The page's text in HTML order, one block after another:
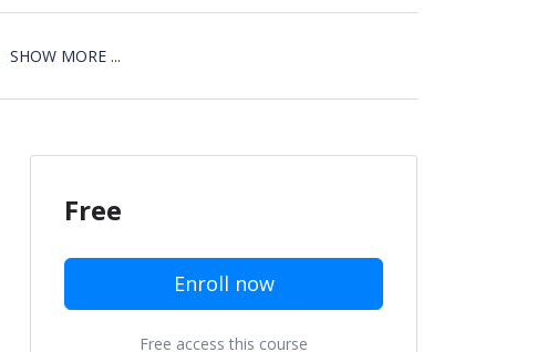
SHOW MORE ...
Free
Enroll now
Free access this course